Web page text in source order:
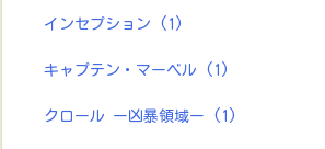
インセプション (1)
キャプテン・マーベル (1)
クロール ー凶暴領域ー (1)